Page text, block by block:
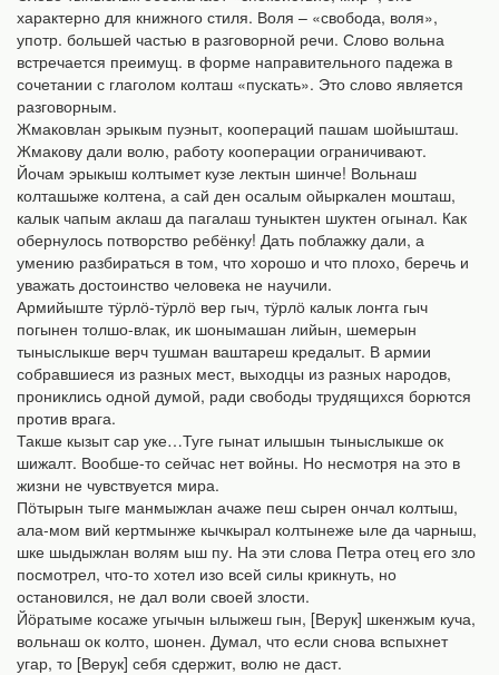
характерно для книжного стиля. Воля – «свобода, воля»,
употр. большей частью в разговорной речи. Слово вольна
встречается преимущ. в форме направительного падежа в
сочетании с глаголом колташ «пускать». Это слово является
разговорным.
Жмаковлан эрыкым пуэныт, коопераций пашам шойышташ.
Жмакову дали волю, работу кооперации ограничивают.
Йочам эрыкыш колтымет кузе лектын шинче! Вольнаш
колташыже колтена, а сай ден осалым ойыркален мошташ,
калык чапым аклаш да пагалаш туныктен шуктен огынал. Как
обернулось потворство ребёнку! Дать поблажку дали, а
умению разбираться в том, что хорошо и что плохо, беречь и
уважать достоинство человека не научили.
Армийыште тӱрлӧ-тӱрлӧ вер гыч, тӱрлӧ калык лоҥга гыч
погынен толшо-влак, ик шонымашан лийын, шемерын
тыныслыкше верч тушман ваштареш кредалыт. В армии
собравшиеся из разных мест, выходцы из разных народов,
прониклись одной думой, ради свободы трудящихся борются
против врага.
Такше кызыт сар уке…Туге гынат илышын тыныслыкше ок
шижалт. Вообше-то сейчас нет войны. Но несмотря на это в
жизни не чувствуется мира.
Пӧтырын тыге манмыжлан ачаже пеш сырен ончал колтыш,
ала-мом вий кертмынже кычкырал колтынеже ыле да чарныш,
шке шыдыжлан волям ыш пу. На эти слова Петра отец его зло
посмотрел, что-то хотел изо всей силы крикнуть, но
остановился, не дал воли своей злости.
Йӧратыме косаже угычын ылыжеш гын, [Верук] шкенжым куча,
вольнаш ок колто, шонен. Думал, что если снова вспыхнет
угар, то [Верук] себя сдержит, волю не даст.